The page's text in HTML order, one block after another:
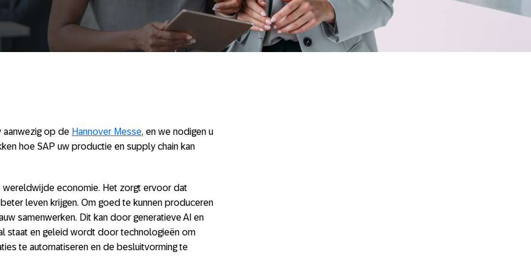
aanwezig op de Hannover Messe, en we nodigen u
hoe SAP uw productie en supply chain kan
economie. Het zorgt ervoor dat
leven krijgen. Om goed te kunnen produceren
samenwerken. Dit kan door generatieve AI en
staat en geleid wordt door technologieën om
te automatiseren en de besluitvorming te